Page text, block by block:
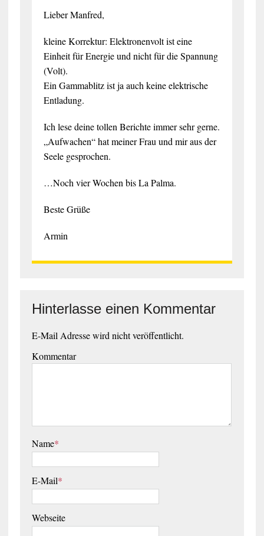
Lieber Manfred,
kleine Korrektur: Elektronenvolt ist eine
Einheit für Energie und nicht für die Spannung
(Volt).
Ein Gammablitz ist ja auch keine elektrische
Entladung.
Ich lese deine tollen Berichte immer sehr gerne.
„Aufwachen“ hat meiner Frau und mir aus der
Seele gesprochen.
…Noch vier Wochen bis La Palma.
Beste Grüße
Armin
Hinterlasse einen Kommentar
E-Mail Adresse wird nicht veröffentlicht.
Kommentar
Name*
E-Mail*
Webseite